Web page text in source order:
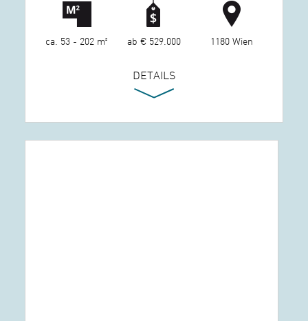
ca. 53 - 202 m² ab € 529.000 1180 Wien
DETAILS